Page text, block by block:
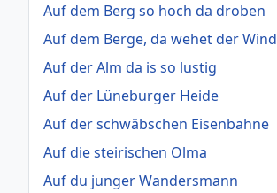
Auf dem Berg so hoch da droben
Auf dem Berge, da wehet der Wind
Auf der Alm da is so lustig
Auf der Lüneburger Heide
Auf der schwäbschen Eisenbahne
Auf die steirischen Olma
Auf du junger Wandersmann